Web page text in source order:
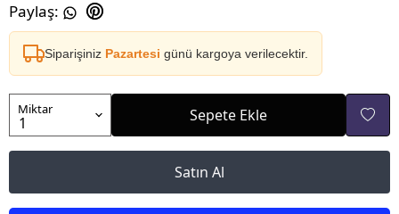
Paylaş:
Siparişiniz Pazartesi günü kargoya verilecektir.
Miktar Sepete Ekle
Satın Al